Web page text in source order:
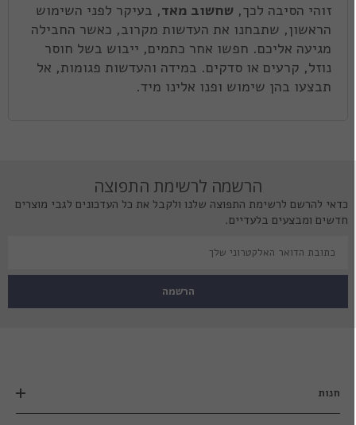
זוהי הסיבה לכך, שחשוב מאד, בעיקר לפני השימוש
הראשון, שתבחנו את העדשות מקרוב, כאשר החבילה
מגיעה אליכם. חפשו אחר כתמים, ייבוש בשל חוסר
נוזל, קרעים או סדקים. במידה והעדשות פגומות, אל
תבצעו בהן שימוש ופנו אלינו מיד.
הרשמה לרשימת התפוצה
כדאי להרשם לרשימת התפוצה שלנו ולקבל את כל העדכונים לגבי מוצרים
חדשים ומבצעים בלעדיים.
הרשמה
חנות